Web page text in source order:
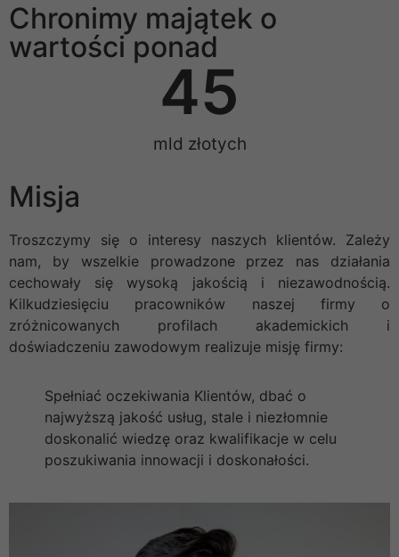
Chronimy majątek o
wartości ponad
mld złotych
45
Misja
Troszczymy się o interesy naszych klientów. Zależy
nam, by wszelkie prowadzone przez nas działania
cechowały się wysoką jakością i niezawodnością.
Kilkudziesięciu pracowników naszej firmy o
zróżnicowanych profilach akademickich i
doświadczeniu zawodowym realizuje misję firmy:
Spełniać oczekiwania Klientów, dbać o
najwyższą jakość usług, stale i niezłomnie
doskonalić wiedzę oraz kwalifikacje w celu
poszukiwania innowacji i doskonałości.